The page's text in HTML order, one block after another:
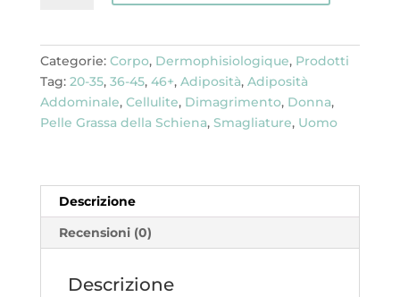
Categorie: Corpo, Dermophisiologique, Prodotti
Tag: 20-35, 36-45, 46+, Adiposità, Adiposità
Addominale, Cellulite, Dimagrimento, Donna,
Pelle Grassa della Schiena, Smagliature, Uomo
Descrizione
Recensioni (0)
Descrizione